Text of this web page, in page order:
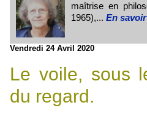
maîtrise en
1965),... En
Vendredi 24 Avril 2020
Le voile, sous
du regard.